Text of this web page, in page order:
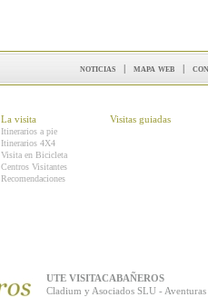
noticias | mapa web |
La visita
Itinerarios a pie
Itinerarios 4X4
Visita en Bicicleta
Centros Visitantes
Recomendaciones
Visitas guiadas
UTE VISITACABAÑEROS
Cladium y Asociados SLU -